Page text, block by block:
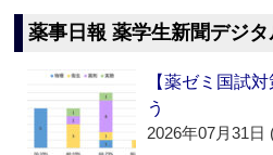
薬事日報 薬学生新聞デジタ
【薬ゼミ国試
う
2026年07月31日